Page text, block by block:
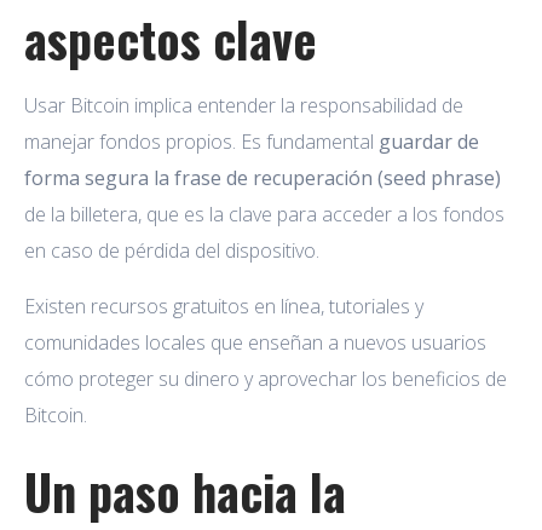
aspectos clave
Usar Bitcoin implica entender la responsabilidad de
manejar fondos propios. Es fundamental guardar de
forma segura la frase de recuperación (seed phrase)
de la billetera, que es la clave para acceder a los fondos
en caso de pérdida del dispositivo.
Existen recursos gratuitos en línea, tutoriales y
comunidades locales que enseñan a nuevos usuarios
cómo proteger su dinero y aprovechar los beneficios de
Bitcoin.
Un paso hacia la